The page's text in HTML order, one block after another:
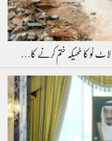
ٹو کا ٹھیکہ ختم کرنے کا…